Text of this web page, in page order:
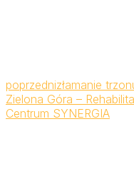
poprzednizłamanie
Zielona Góra –
Centrum SYNERGIA